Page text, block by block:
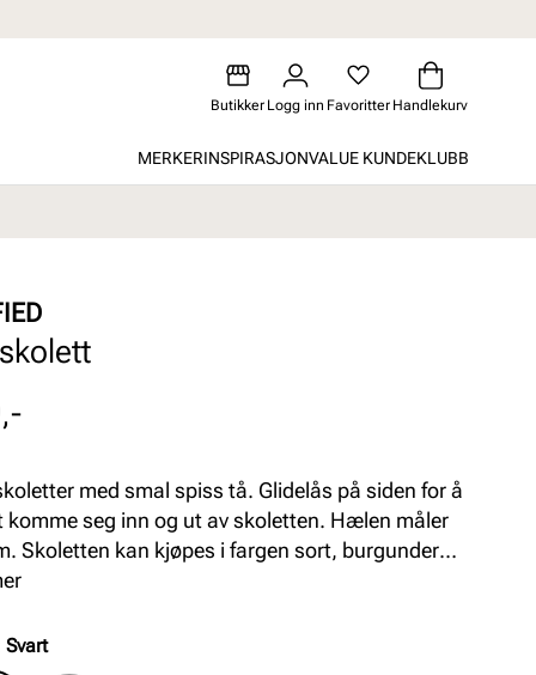
Butikker Logg inn Favoritter Handlekurv
MERKERINSPIRASJONVALUE KUNDEKLUBB
med smal spiss tå. Glidelås på siden for å
komme seg inn og ut av skoletten. Hælen måler
Skoletten kan kjøpes i fargen sort, burgunder
sort lakk.
Svart